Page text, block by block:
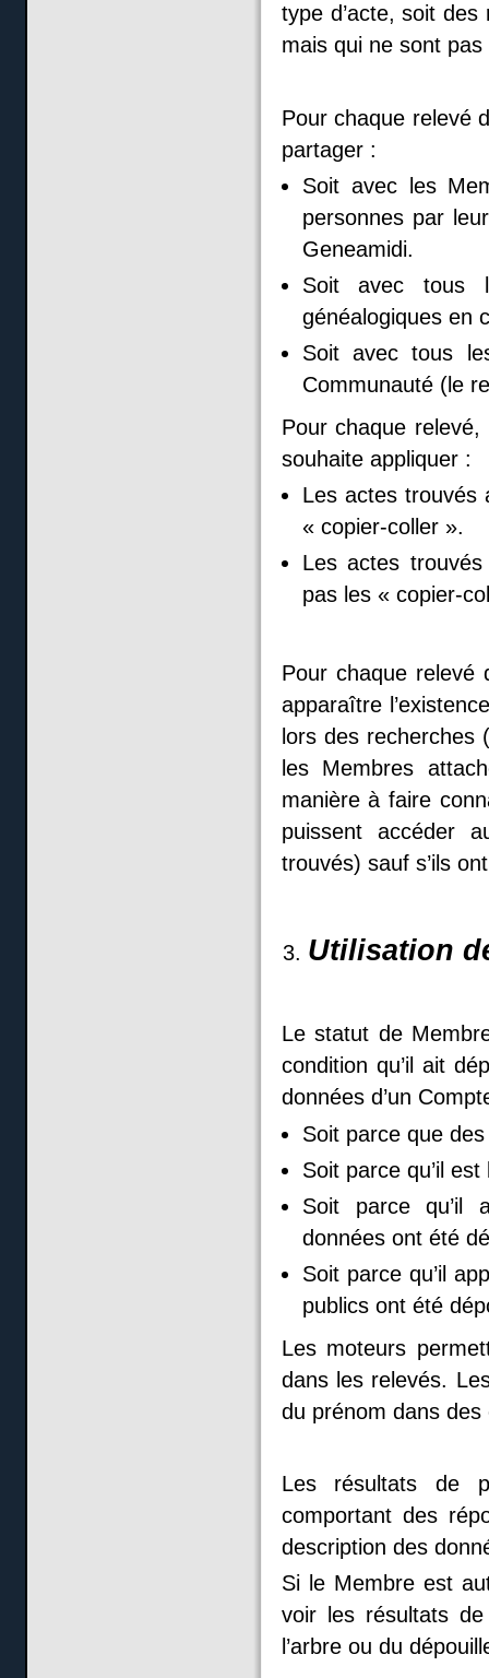
type d’acte, soit
mais qui ne sont
Pour chaque relevé
partager :
Soit avec les
personnes par
Geneamidi.
Soit avec tous
généalogiques en
Soit avec tous
Communauté (le
Pour chaque
souhaite appliquer :
Les actes trouvés
« copier-coller ».
Les actes trouvés
pas les « copier-
Pour chaque relevé
apparaître
lors des recherches
les Membres
manière à faire
puissent accéder
trouvés) sauf s’ils
Utilisation
Le statut de
condition qu’il ait
données d’un
Soit parce que
Soit parce qu’il
Soit parce qu’il
données ont été
Soit parce qu’il
publics ont été
Les moteurs
dans les relevés.
du prénom dans
Les résultats de
comportant des
description des
Si le Membre est
voir les résultats
l’arbre ou du